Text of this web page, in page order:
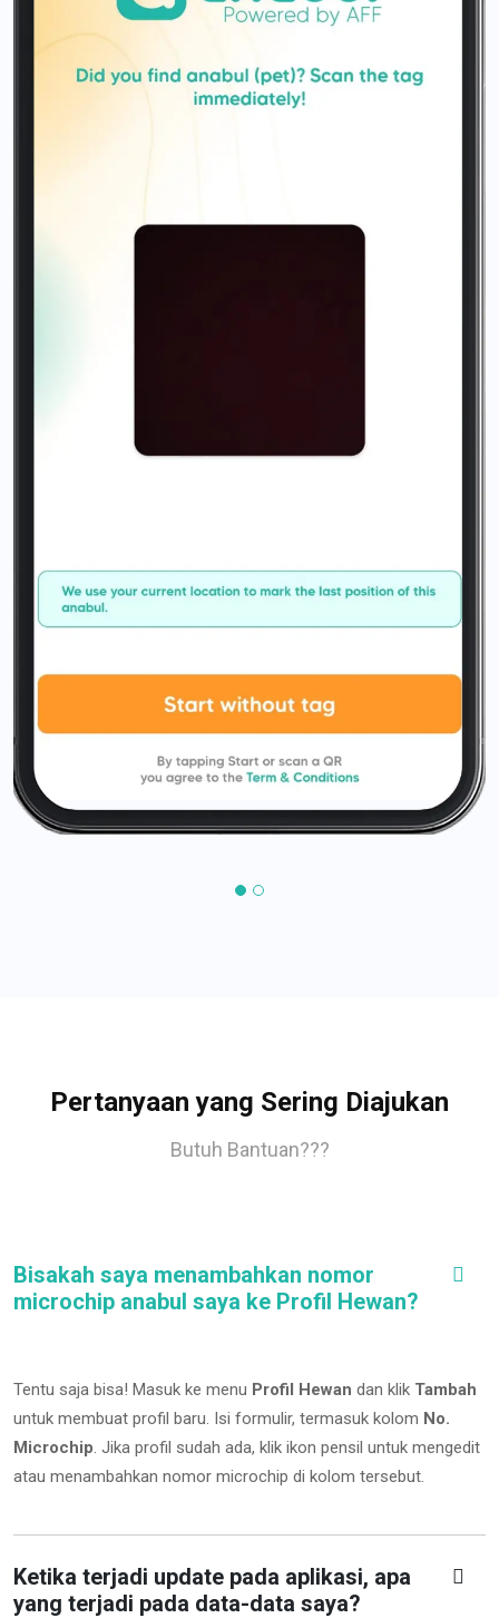
Pertanyaan yang Sering Diajukan
Butuh Bantuan???
Bisakah saya menambahkan nomor
microchip anabul saya ke Profil Hewan?
Tentu saja bisa! Masuk ke menu Profil Hewan dan klik Tambah
untuk membuat profil baru. Isi formulir, termasuk kolom No.
Microchip. Jika profil sudah ada, klik ikon pensil untuk mengedit
atau menambahkan nomor microchip di kolom tersebut.
Ketika terjadi update pada aplikasi, apa
yang terjadi pada data-data saya?